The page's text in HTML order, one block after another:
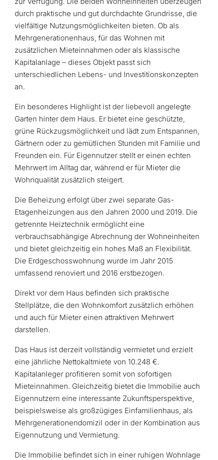
durch praktische und gut durchdachte Grundrisse, die
vielfältige Nutzungsmöglichkeiten bieten. Ob als
Mehrgenerationenhaus, für das Wohnen mit
zusätzlichen Mieteinnahmen oder als klassische
Kapitalanlage – dieses Objekt passt sich
unterschiedlichen Lebens- und Investitionskonzepten
an.
Ein besonderes Highlight ist der liebevoll angelegte
Garten hinter dem Haus. Er bietet eine geschützte,
grüne Rückzugsmöglichkeit und lädt zum Entspannen,
Gärtnern oder zu gemütlichen Stunden mit Familie und
Freunden ein. Für Eigennutzer stellt er einen echten
Mehrwert im Alltag dar, während er für Mieter die
Wohnqualität zusätzlich steigert.
Die Beheizung erfolgt über zwei separate Gas-
Etagenheizungen aus den Jahren 2000 und 2019. Die
getrennte Heiztechnik ermöglicht eine
verbrauchsabhängige Abrechnung der Wohneinheiten
und bietet gleichzeitig ein hohes Maß an Flexibilität.
Die Erdgeschosswohnung wurde im Jahr 2015
umfassend renoviert und 2016 erstbezogen.
Direkt vor dem Haus befinden sich praktische
Stellplätze, die den Wohnkomfort zusätzlich erhöhen
und auch für Mieter einen attraktiven Mehrwert
darstellen.
Das Haus ist derzeit vollständig vermietet und erzielt
eine jährliche Nettokaltmiete von 10.248 €.
Kapitalanleger profitieren somit von sofortigen
Mieteinnahmen. Gleichzeitig bietet die Immobilie auch
Eigennutzern eine interessante Zukunftsperspektive,
beispielsweise als großzügiges Einfamilienhaus, als
Mehrgenerationendomizil oder in der Kombination aus
Eigennutzung und Vermietung.
Die Immobilie befindet sich in einer ruhigen Wohnlage